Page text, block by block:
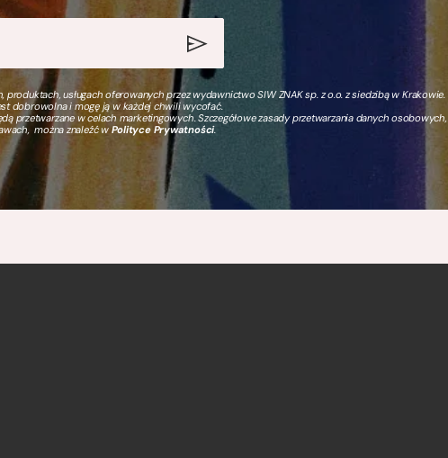
usługach oferowanych przez wydawnictwo SIW ZNAK sp. z o.o. z siedzibą w Krakowie.
dobrowolna i mogę ją w każdej chwili wycofać.
przetwarzane w celach marketingowych. Szczegółowe zasady przetwarzania danych osobowych,
można znaleźć wPolityce Prywatności.